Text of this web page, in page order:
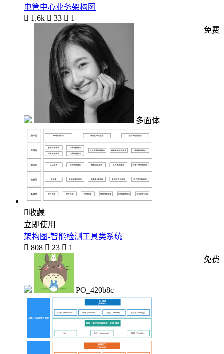
电管中心业务架构图
 1.6k  33  1
多面体
免费
收藏
立即使用
架构图-智能检测工具类系统
 808  23  1
PO_420b8c
免费